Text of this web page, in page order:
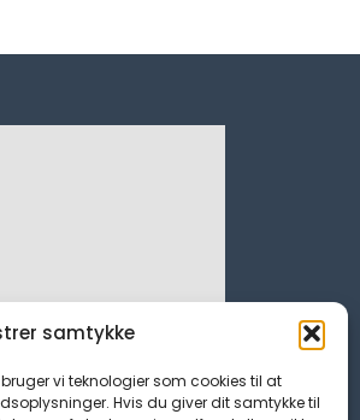
samtykke
vi teknologier som cookies til at
Hvis du giver dit samtykke til